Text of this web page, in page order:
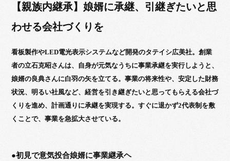
【親族内継承】娘婿に承継、引継ぎたいと思
わせる会社づくりを
看板製作やLED電光表示システムなど開発のタテイシ広美社。創業
者の立石克昭さんは、自身が元気なうちに事業承継を実行しようと、
娘婿の良典さんに白羽の矢を立てる。事業の将来性や、安定した財務
状況、明るい社風など、経営を引き継ぎたいと思ってもらえる会社づ
くりを進め、計画通りに承継を実現する。すぐに退かず2代表制を敷
くことで、事業を急拡大させている。
●初見で意気投合娘婿に事業継承ヘ